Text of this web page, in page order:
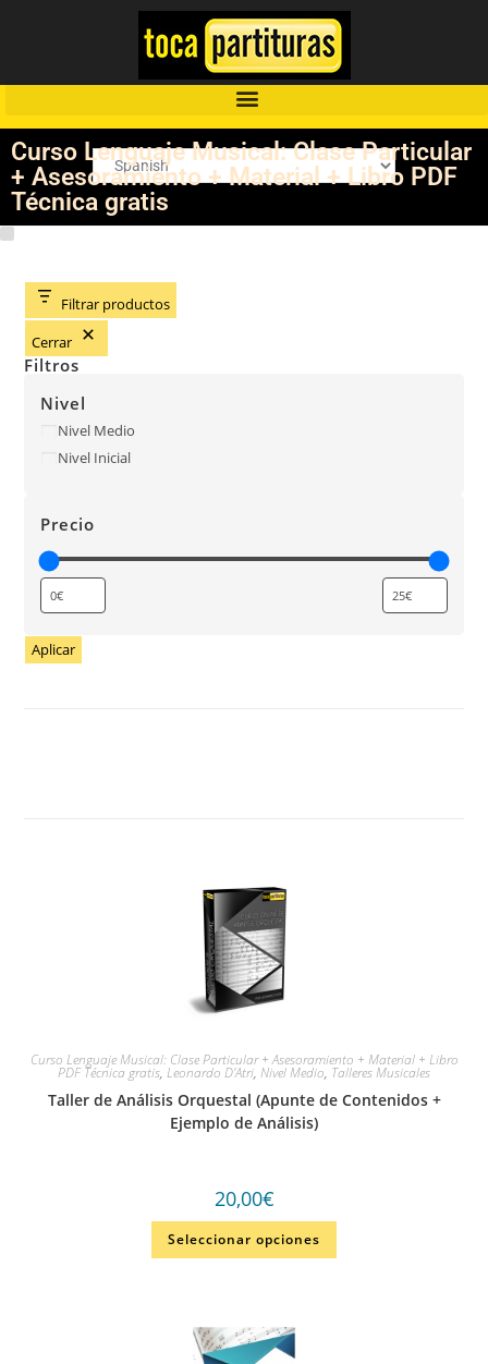
Curso Lenguaje Musical: Clase Particular
+ Asesoramiento + Material + Libro PDF
Técnica gratis
Filtrar productos
Cerrar
Filtros
Nivel
Nivel Medio
Nivel Inicial
Precio
Aplicar
Curso Lenguaje Musical: Clase Particular + Asesoramiento + Material + Libro
PDF Técnica gratis, Leonardo D'Atri, Nivel Medio, Talleres Musicales
Taller de Análisis Orquestal (Apunte de Contenidos +
Ejemplo de Análisis)
20,00€
Seleccionar opciones